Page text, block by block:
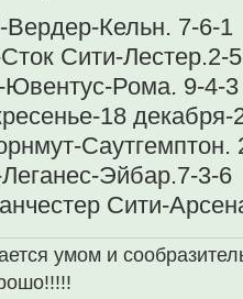
Кельн. 7-6-1
Сити-Лестер.2-
Ювентус-Рома. 9-4-3
18 декабря-
Саутгемптон.
Эйбар.7-3-6
Сити-
умом и